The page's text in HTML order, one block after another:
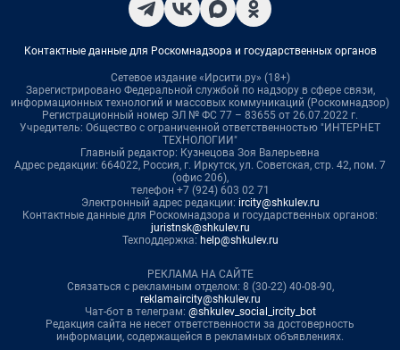
Контактные данные для Роскомнадзора и государственных органов
Сетевое издание «Ирсити.ру» (18+)
Зарегистрировано Федеральной службой по надзору в сфере связи,
информационных технологий и массовых коммуникаций (Роскомнадзор)
Регистрационный номер ЭЛ № ФС 77 – 83655 от 26.07.2022 г.
Учредитель: Общество с ограниченной ответственностью "ИНТЕРНЕТ
ТЕХНОЛОГИИ"
Главный редактор: Кузнецова Зоя Валерьевна
Адрес редакции: 664022, Россия, г. Иркутск, ул. Советская, стр. 42, пом. 7
(офис 206),
телефон +7 (924) 603 02 71
Электронный адрес редакции: ircity@shkulev.ru
Контактные данные для Роскомнадзора и государственных органов:
juristnsk@shkulev.ru
Техподдержка: help@shkulev.ru
РЕКЛАМА НА САЙТЕ
Связаться с рекламным отделом: 8 (30-22) 40-08-90,
reklamaircity@shkulev.ru
Чат-бот в телеграм: @shkulev_social_ircity_bot
Редакция сайта не несет ответственности за достоверность
информации, содержащейся в рекламных объявлениях.